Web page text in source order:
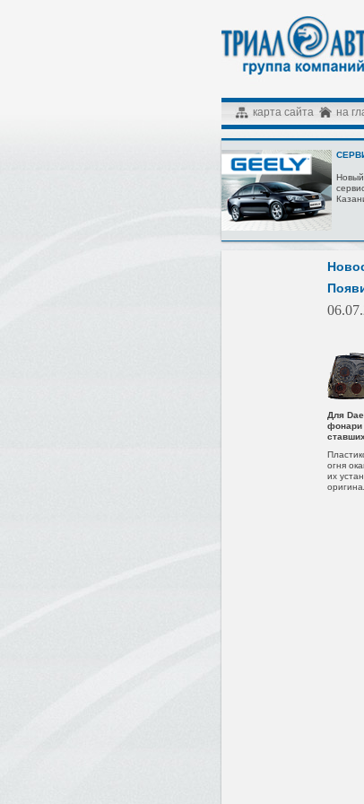
карта сайта на
Для
фонари
огня
их